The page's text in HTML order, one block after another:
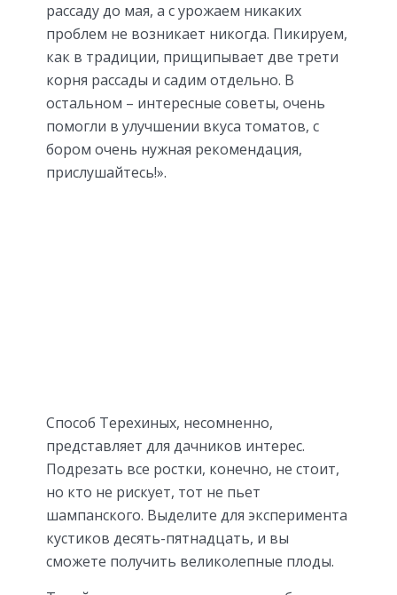
рассаду до мая, а с урожаем никаких
проблем не возникает никогда. Пикируем,
как в традиции, прищипывает две трети
корня рассады и садим отдельно. В
остальном – интересные советы, очень
помогли в улучшении вкуса томатов, с
бором очень нужная рекомендация,
прислушайтесь!».
Способ Терехиных, несомненно,
представляет для дачников интерес.
Подрезать все ростки, конечно, не стоит,
но кто не рискует, тот не пьет
шампанского. Выделите для эксперимента
кустиков десять-пятнадцать, и вы
сможете получить великолепные плоды.